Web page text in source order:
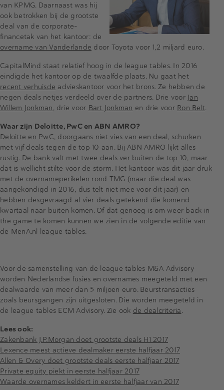
van KPMG. Daarnaast was hij
ook betrokken bij de grootste
deal van de corporate-
financetak van het kantoor: de
overname van Vanderlande door Toyota voor 1,2 miljard euro.
CapitalMind staat relatief hoog in de league tables. In 2016
eindigde het kantoor op de twaalfde plaats. Nu gaat het
recent verhuisde advieskantoor voor het brons. Ze hebben de
negen deals netjes verdeeld over de partners. Drie voor Jan
Willem Jonkman, drie voor Bart Jonkman en drie voor Ron Belt.
Waar zijn Deloitte, PwC en ABN AMRO?
Deloitte en PwC, doorgaans niet vies van een deal, schurken
met vijf deals tegen de top 10 aan. Bij ABN AMRO lijkt alles
rustig. De bank valt met twee deals ver buiten de top 10, maar
dat is wellicht stilte voor de storm. Het kantoor was dit jaar druk
met de overnameperikelen rond TMG (maar die deal was
aangekondigd in 2016, dus telt niet mee voor dit jaar) en
hebben desgevraagd al vier deals getekend die komend
kwartaal naar buiten komen. Of dat genoeg is om weer back in
the game te komen kunnen we zien in de volgende editie van
de MenA.nl league tables.
Voor de samenstelling van de league tables M&A Advisory
worden Nederlandse fusies en overnames meegeteld met een
dealwaarde van meer dan 5 miljoen euro. Beurstransacties
zoals beursgangen zijn uitgesloten. Die worden meegeteld in
de league tables ECM Advisory. Zie ook de dealcriteria.
Lees ook:
Zakenbank J.P.Morgan doet grootste deals H1 2017
Lexence meest actieve dealmaker eerste halfjaar 2017
Allen & Overy doet grootste deals eerste halfjaar 2017
Private equity piekt in eerste halfjaar 2017
Waarde overnames keldert in eerste halfjaar van 2017